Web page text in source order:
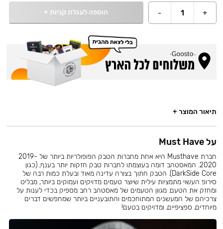
+
1
- הוספה לעגלת קניות +
תיאור המוצר +
על Must Have
חברת Musthave היא אחת מחברות הטבק הפופולריות ביותר של 2019-
2020. המאסטהב דומה בעוצמתו לחברות טבק חזקות יותר בענף, (כגון
DarkSide Core). הטבק חתוך בצורה עדינה מאוד ובעלת כמות רבה של
סירופ העשוי מתמציות עילית שיוצר טעמים מדויקים ועמוקים ביותר, מבליט
ומחזק את הטעם. מגוון הטעמים של מאסטהב רחב מספיק בכדי לענות על
צרכיהם של המעשנים המתוחכמים והתובעניים ביותר שמחפשים דברים
מיוחדים, ספציפיים, ומדויקים בטעם!